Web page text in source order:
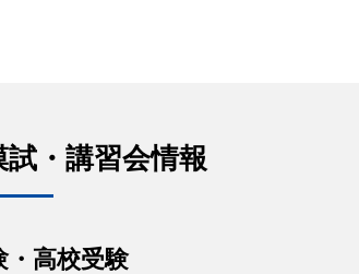
・講習会情報
・高校受験